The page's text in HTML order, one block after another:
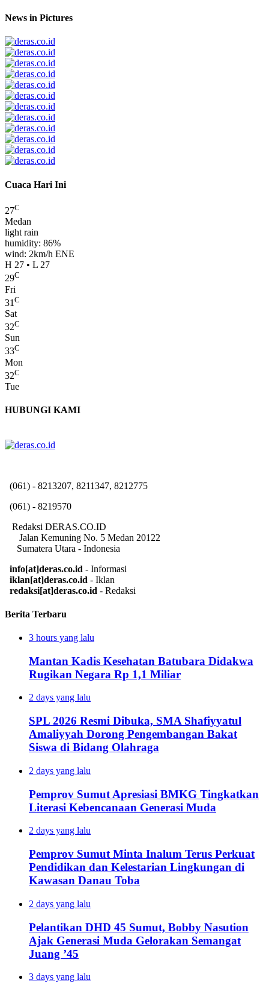
News in Pictures
Cuaca Hari Ini
27C
Medan
light rain
humidity: 86%
wind: 2km/h ENE
H 27 • L 27
29C
Fri
31 C
Sat
32C
Sun
33C
Mon
32C
Tue
HUBUNGI KAMI
(061) - 8213207, 8211347, 8212775
(061) - 8219570
Redaksi DERAS.CO.ID
Jalan Kemuning No. 5 Medan 20122
Sumatera Utara - Indonesia
info[at]deras.co.id - Informasi
iklan[at]deras.co.id - Iklan
redaksi[at]deras.co.id - Redaksi
Berita Terbaru
3 hours yang lalu
Mantan Kadis Kesehatan Batubara Didakwa
Rugikan Negara Rp 1,1 Miliar
2 days yang lalu
SPL 2026 Resmi Dibuka, SMA Shafiyyatul
Amaliyyah Dorong Pengembangan Bakat
Siswa di Bidang Olahraga
2 days yang lalu
Pemprov Sumut Apresiasi BMKG Tingkatkan
Literasi Kebencanaan Generasi Muda
2 days yang lalu
Pemprov Sumut Minta Inalum Terus Perkuat
Pendidikan dan Kelestarian Lingkungan di
Kawasan Danau Toba
2 days yang lalu
Pelantikan DHD 45 Sumut, Bobby Nasution
Ajak Generasi Muda Gelorakan Semangat
Juang ’45
3 days yang lalu